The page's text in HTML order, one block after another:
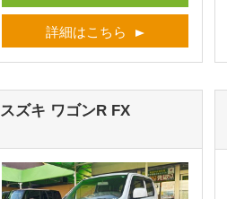
詳細はこちら
スズキ ワゴンR FX